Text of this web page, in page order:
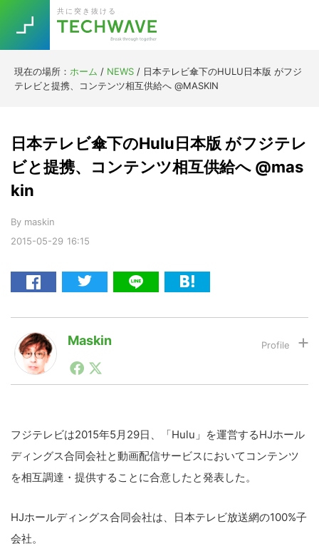
primary
navigation
main
content
primary
sidebar
footer
共に突き抜ける
現在の場所： ホーム / NEWS / 日本テレビ傘下のHULU日本版 がフジ
テレビと提携、コンテンツ相互供給へ @MASKIN
2015-05-29 16:15
日本テレビ傘下のHulu日本版 がフジテレ
ビと提携、コンテンツ相互供給へ @mas
kin
By maskin
Maskin
1990年代初頭から記者としてまた起業家としてITスタ
ートアップ業界のハードウェアからソフトウェアの事業
生から普及成長までを最前線で見てきた生き字引として
注目される。通信キャリアのニュースポータルの創業デ
スクとして数億PV事業に。世界最大IT系メディア（ス
ペイン）の元日本編集長、World Innovation Lab(WiL)
などを経て、現在、スタートアップ支援側の取り組みに
フジテレビは2015年5月29日、「Hulu」を運営するHJホール
ディングス合同会社と動画配信サービスにおいてコンテンツ
を相互調達・提供することに合意したと発表した。
HJホールディングス合同会社は、日本テレビ放送網の100%子
会社。
TOPICS
RE:LIFE
Re:Work
AI
暗号資産
VR/AR
[Startup]
[Voice Edition]
[YouTube]
LINE
特集
Block Data Bank
Trend 今話題の注目キーワード
5G Asana テレワーク
ニューノーマル
Daily Weekly